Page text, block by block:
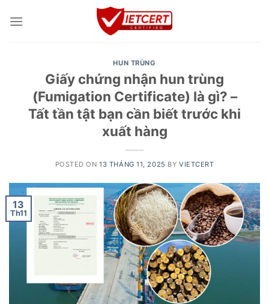
HUN TRÙNG
Giấy chứng nhận hun trùng
(Fumigation Certificate) là gì? –
Tất tần tật bạn cần biết trước khi
xuất hàng
POSTED ON13 THÁNG 11, 2025 BY VIETCERT
13
Th11